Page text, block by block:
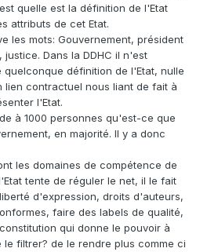
quelle est la définition de l'Etat
attributs de cet Etat.
les mots: Gouvernement, président
Dans la DDHC il n'est
définition de l'Etat, nulle
contractuel nous liant de fait à
l'Etat.
à 1000 personnes qu'est-ce que
en majorité. Il y a donc
les domaines de compétence de
tente de réguler le net, il le fait
d'expression, droits d'auteurs,
faire des labels de qualité,
qui donne le pouvoir à
le filtrer? de le rendre plus comme ci